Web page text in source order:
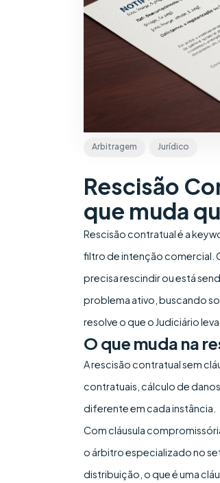
Arbitragem Jurídico
Rescisão
que muda
Rescisão contratual é a
filtro de intenção comercial.
precisa rescindir ou está
problema ativo, buscando
resolve o que o Judiciário
O que muda na
A rescisão contratual sem
contratuais, cálculo de
diferente em cada instância.
Com cláusula
o árbitro especializado no
distribuição, o que é uma